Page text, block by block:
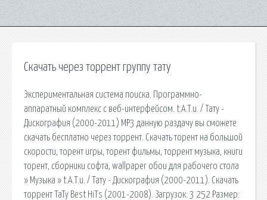
Скачать через торрент группу тату
Экспериментальная система поиска. Программно-
аппаратный комплекс с веб-интерфейсом. t.A.T.u. / Тату -
Дискография (2000-2011) MP3 данную раздачу вы сможете
скачать бесплатно через торрент. Скачать торент на большой
скорости, торент игры, торент фильмы, торрент музыка, книги
торент, сборники софта, wallpaper обои для рабочего стола
» Музыка » t.A.T.u. / Тату - Дискография (2000-2011). Скачать
торрент ТаТу Best HiTs (2001-2008). Загрузок: 3 252 Размер: